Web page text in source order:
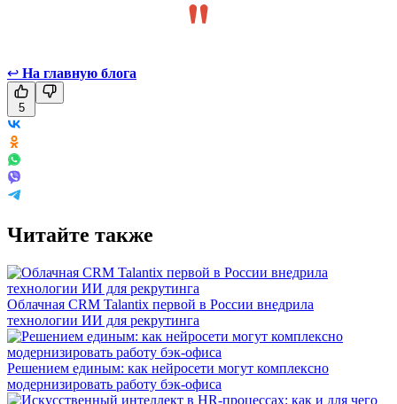
↩ На главную блога
5
Читайте также
Облачная CRM Talantix первой в России внедрила
технологии ИИ для рекрутинга
Решением единым: как нейросети могут комплексно
модернизировать работу бэк-офиса